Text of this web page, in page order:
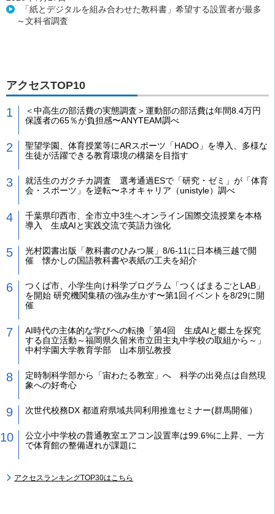
「紙とデジタルを組み合わせた教科書」希望する設置者が最多
～文科省調査
アクセスTOP10
＜中高生の部活費の実態調査＞運動部の部活費は年間8.4万円
保護者の65％が負担感〜ANYTEAM調べ
聖望学園、体育授業等にARスポーツ「HADO」を導入、多様な
生徒が活躍できる教育環境の構築を目指す
就活生のガクチカ調査 選考通過ESで「研究・ゼミ」が「体育
会・スポーツ」を逆転〜ネオキャリア（unistyle）調べ
千葉県印西市、全市立中3生へオンライン国際交流授業を本格
導入 生成AIと実践交流で英語力強化
光村図書出版「教科書のひみつ展」8/6-11に日本橋三越で開
催 懐かしの国語教科書や表紙の工夫を紹介
つくば市、小学生向け科学プログラム「つくばまるごとLAB」
を開始 研究機関集積の強み生かす〜第1回イベントを8/29に開
催
AI時代の主体的な学びへの転換「第4回 生成AIと郷土を探究
する自立活動～福岡県久留米市立田主丸中学校の取組から～」
中村学園大学教育学部 山本朋弘教授
定時制科学部から「宙わたる教室」へ 科学の出発点は自然現
象への好奇心
次世代校務DX 都道府県域共同利用推進セミナー(群馬開催）
公立小中学校の普通教室エアコン設置率は99.6%に上昇、一方
で体育館の整備遅れが課題に
アクセスランキングTOP30はこちら